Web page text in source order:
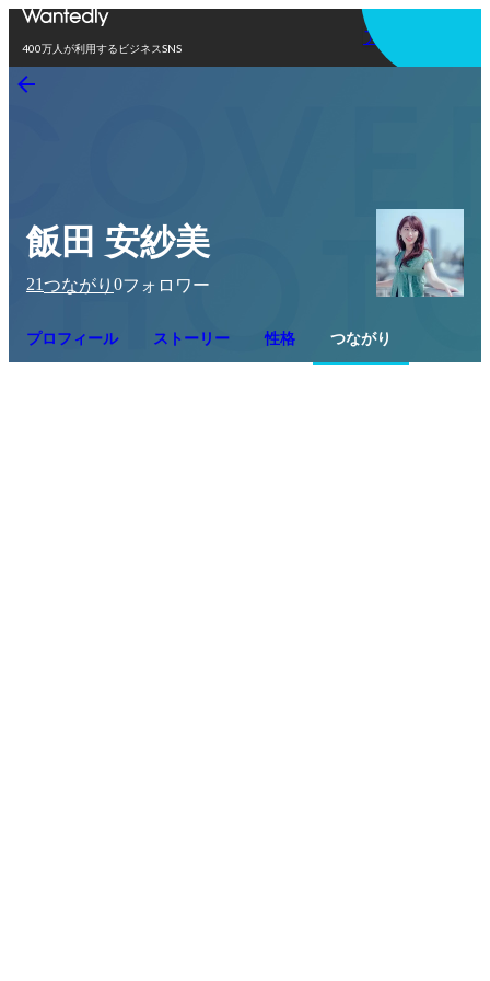
400万人が利用するビジネスSNS
アプリを使う
飯田 安紗美
21つながり 0フォロワー
プロフィール ストーリー 性格 つながり